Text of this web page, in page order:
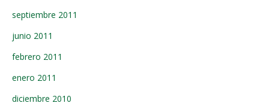
septiembre 2011
junio 2011
febrero 2011
enero 2011
diciembre 2010